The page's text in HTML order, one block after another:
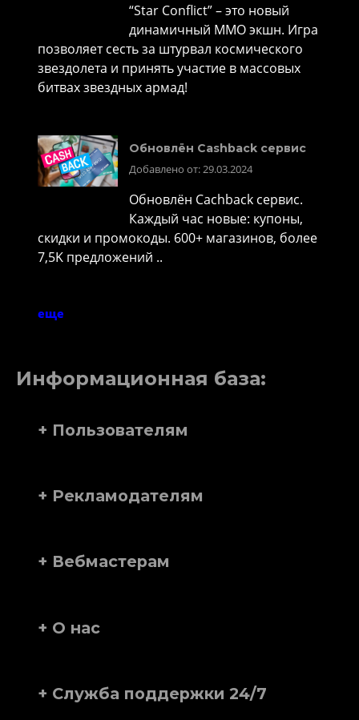
“Star Conflict” – это новый
динамичный MMO экшн. Игра
позволяет сесть за штурвал космического
звездолета и принять участие в массовых
битвах звездных армад!
Обновлён Cashback сервис
Добавлено от: 29.03.2024
Обновлён Cachback сервис.
Каждый час новые: купоны,
скидки и промокоды. 600+ магазинов, более
7,5K предложений ..
еще
Информационная база:
+ Пользователям
+ Рекламодателям
+ Вебмастерам
+ О нас
+ Служба поддержки 24/7